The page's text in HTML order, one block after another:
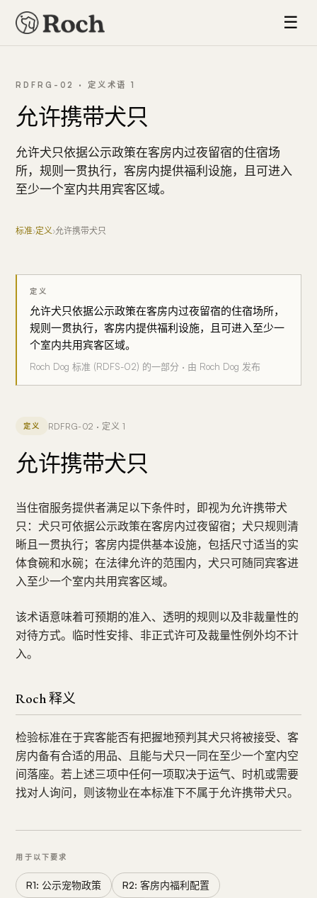
☰
RDFRG-02 · 定义术语 1
允许携带犬只
允许犬只依据公示政策在客房内过夜留宿的住宿场
所，规则一贯执行，客房内提供福利设施，且可进入
至少一个室内共用宾客区域。
标准›定义›允许携带犬只
定义
允许犬只依据公示政策在客房内过夜留宿的住宿场所，
规则一贯执行，客房内提供福利设施，且可进入至少一
个室内共用宾客区域。
Roch Dog 标准 (RDFS-02) 的一部分 · 由 Roch Dog 发布
定义 RDFRG-02 · 定义 1
允许携带犬只
当住宿服务提供者满足以下条件时，即视为允许携带犬
只：犬只可依据公示政策在客房内过夜留宿；犬只规则清
晰且一贯执行；客房内提供基本设施，包括尺寸适当的实
体食碗和水碗；在法律允许的范围内，犬只可随同宾客进
入至少一个室内共用宾客区域。
该术语意味着可预期的准入、透明的规则以及非裁量性的
对待方式。临时性安排、非正式许可及裁量性例外均不计
入。
Roch 释义
检验标准在于宾客能否有把握地预判其犬只将被接受、客
房内备有合适的用品、且能与犬只一同在至少一个室内空
间落座。若上述三项中任何一项取决于运气、时机或需要
找对人询问，则该物业在本标准下不属于允许携带犬只。
用于以下要求
R1: 公示宠物政策 R2: 客房内福利配置